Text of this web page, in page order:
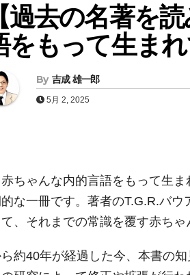
【過去の名著を
をもって生まれ
By 吉成 雄一郎
5月 2, 2025
ちゃんな内的言語をもって生
な一冊です。著者のT.G.R.バ
、それまでの常識を覆す赤ちゃ
約40年が経過した今、本書の